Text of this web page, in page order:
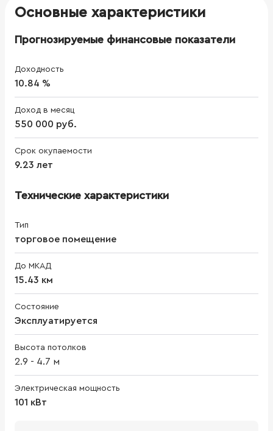
Основные характеристики
Прогнозируемые финансовые показатели
Доходность
10.84 %
Доход в месяц
550 000 руб.
Срок окупаемости
9.23 лет
Технические характеристики
Тип
торговое помещение
До МКАД
15.43 км
Состояние
Эксплуатируется
Высота потолков
2.9 - 4.7 м
Электрическая мощность
101 кВт